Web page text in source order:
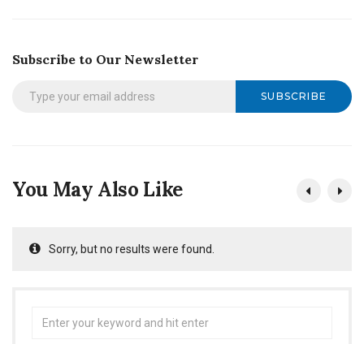
Subscribe to Our Newsletter
SUBSCRIBE
You May Also Like
Sorry, but no results were found.